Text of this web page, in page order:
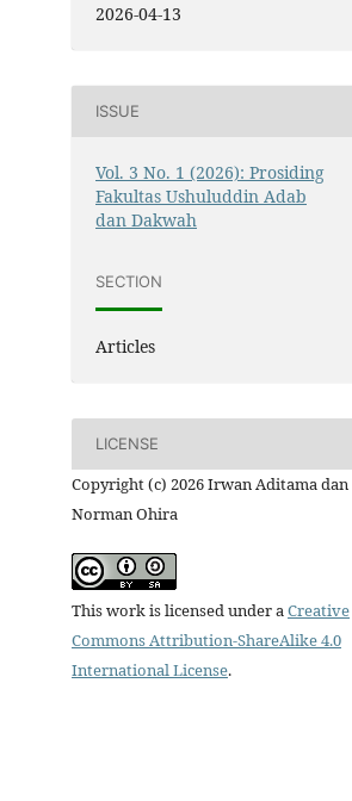
2026-04-13
ISSUE
Vol. 3 No. 1 (2026): Prosiding
Fakultas Ushuluddin Adab
dan Dakwah
SECTION
Articles
LICENSE
Copyright (c) 2026 Irwan Aditama dan
Norman Ohira
This work is licensed under aCreative
Commons Attribution-ShareAlike 4.0
International License.